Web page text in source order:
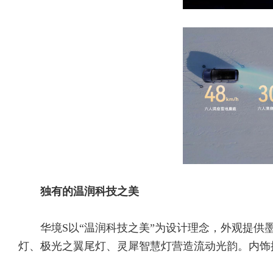
独有的温润科技之美
华境S以“温润科技之美”为设计理念，外观提
灯、极光之翼尾灯、灵犀智慧灯营造流动光韵。内